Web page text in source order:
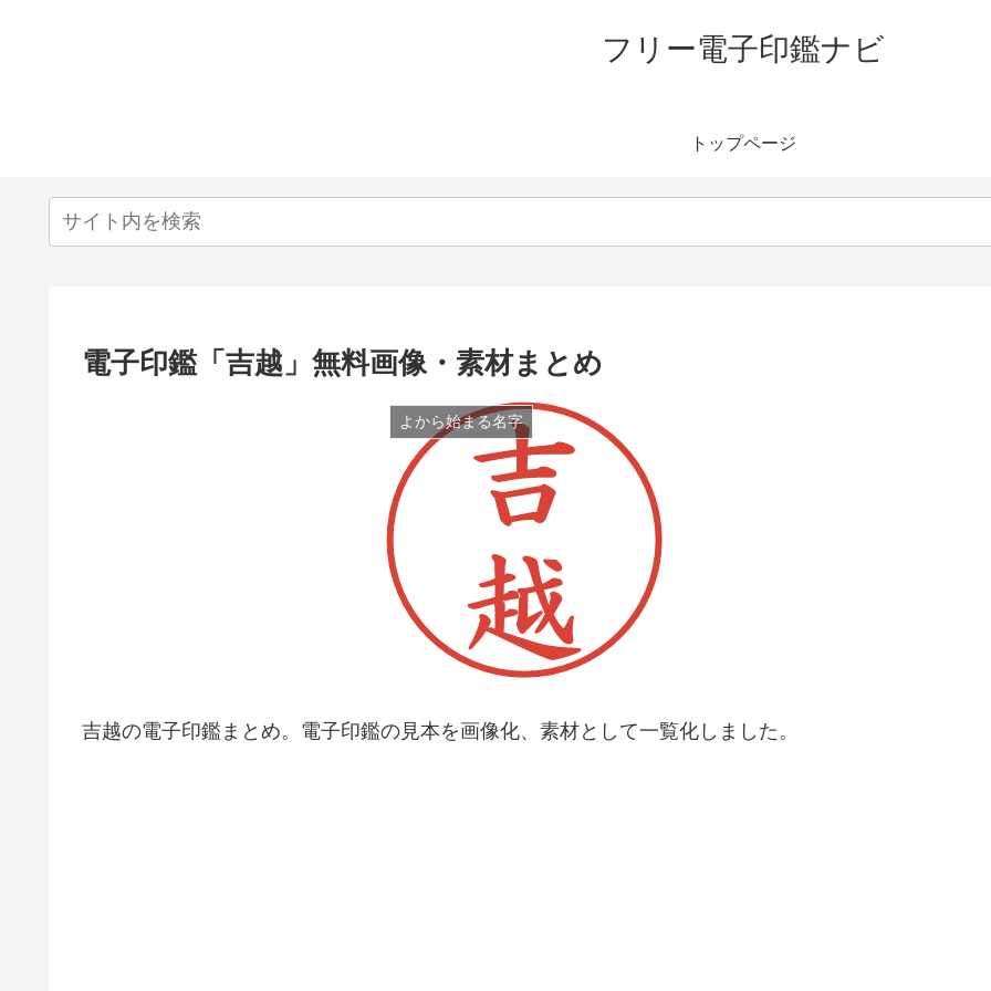
フリー電子印鑑ナビ
トップページ
電子印鑑「吉越」無料画像・素材まとめ
よから始まる名字
吉越の電子印鑑まとめ。電子印鑑の見本を画像化、素材として一覧化しました。